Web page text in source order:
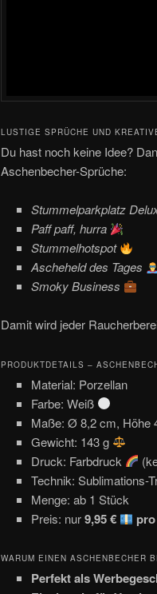
LUSTIGE SPRÜCHE UND
Du hast noch keine Idee?
Aschenbecher-Sprüche:
Stummelparkplatz
Paff paff, hurra
Stummelhotspot
Ascheheld des Tages
Smoky Business
Damit wird jeder
PRODUKTDETAILS –
Material: Porzellan
Farbe: Weiß
Maße: Ø 8,2 cm, Höhe
Gewicht: 143 g
Druck: Farbdruck
Technik: Sublimations-
Menge: ab 1 Stück
Preis: nur9,95 €
WARUM EINEN ASCHENBECHER
Perfekt als